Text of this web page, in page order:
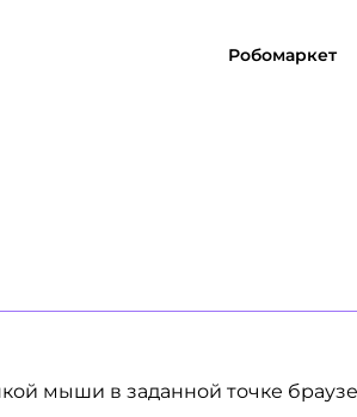
Робомаркет
мыши в заданной точке